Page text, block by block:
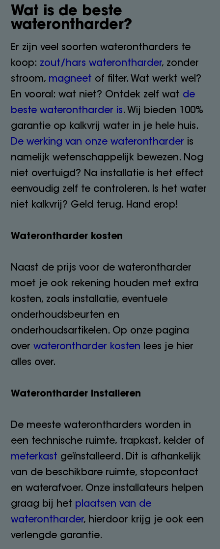
Wat is de beste
waterontharder?
Er zijn veel soorten waterontharders te
koop: zout/hars waterontharder, zonder
stroom, magneet of filter. Wat werkt wel?
En vooral: wat niet? Ontdek zelf wat de
beste waterontharder is. Wij bieden 100%
garantie op kalkvrij water in je hele huis.
De werking van onze waterontharder is
namelijk wetenschappelijk bewezen. Nog
niet overtuigd? Na installatie is het effect
eenvoudig zelf te controleren. Is het water
niet kalkvrij? Geld terug. Hand erop!
Waterontharder kosten
Naast de prijs voor de waterontharder
moet je ook rekening houden met extra
kosten, zoals installatie, eventuele
onderhoudsbeurten en
onderhoudsartikelen. Op onze pagina
overwaterontharder kosten lees je hier
alles over.
Waterontharder installeren
De meeste waterontharders worden in
een technische ruimte, trapkast, kelder of
meterkast geïnstalleerd. Dit is afhankelijk
van de beschikbare ruimte, stopcontact
en waterafvoer. Onze installateurs helpen
graag bij het plaatsen van de
waterontharder, hierdoor krijg je ook een
verlengde garantie.